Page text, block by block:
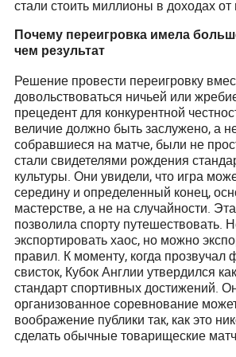
стали стоить миллионы в доходах от
Почему переигровка имела
чем результат
Решение провести переигровку
довольствоваться ничьей или
прецедент для конкурентной
величие должно быть заслужено, а
собравшиеся на матче, были не
стали свидетелями рождения
культуры. Они увидели, что игра
середину и определенный конец,
мастерстве, а не на случайности.
позволила спорту путешествовать.
экспортировать хаос, но можно
правил. К моменту, когда прозвучал
свисток, Кубок Англии утвердился
стандарт спортивных достижений.
организованное соревнование
воображение публики так, как это
сделать обычные товарищеские